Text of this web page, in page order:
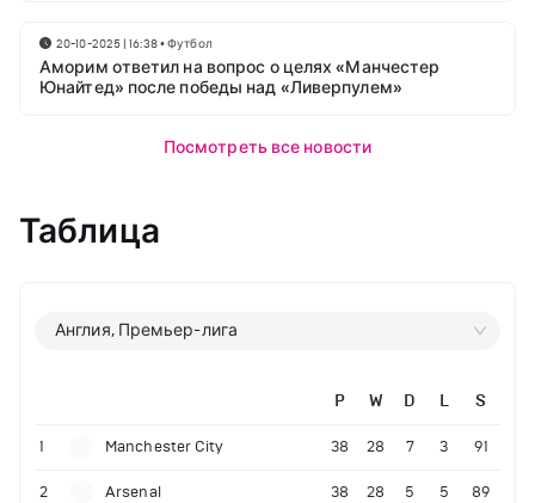
20-10-2025 | 16:38•Футбол
Аморим ответил на вопрос о целях «Манчестер
Юнайтед» после победы над «Ливерпулем»
Посмотреть все новости
Таблица
Англия, Премьер-лига
P W D L S
1 Manchester City 38 28 7 3 91
2 Arsenal 38 28 5 5 89